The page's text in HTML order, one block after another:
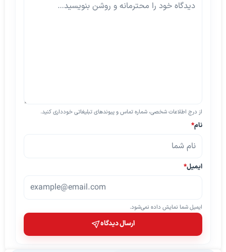
از درج اطلاعات شخصی، شماره تماس و پیوندهای تبلیغاتی خودداری کنید.
نام*
ایمیل*
ایمیل شما نمایش داده نمی‌شود.
ارسال دیدگاه